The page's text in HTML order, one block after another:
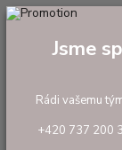
tel: +420 737 200 336
Jsme
Rádi vašemu
+420 737 200